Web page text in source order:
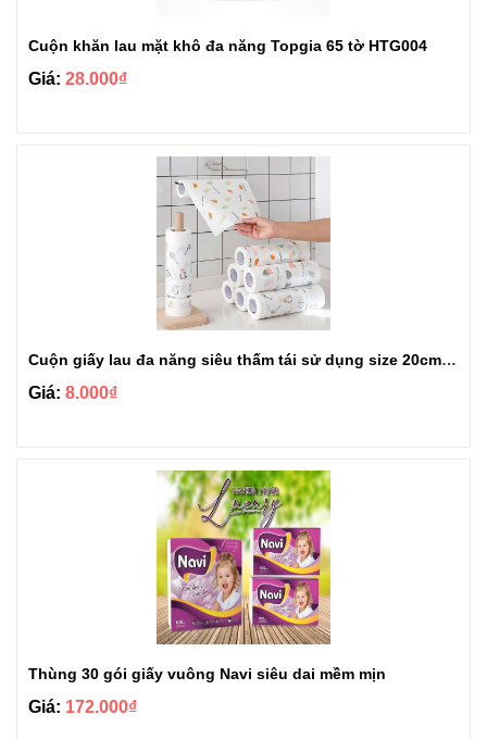
Cuộn khăn lau mặt khô đa năng Topgia 65 tờ HTG004
Giá: 28.000₫
Cuộn giấy lau đa năng siêu thấm tái sử dụng size 20cm loại 40 tờ
Giá: 8.000₫
Thùng 30 gói giấy vuông Navi siêu dai mềm mịn
Giá: 172.000₫